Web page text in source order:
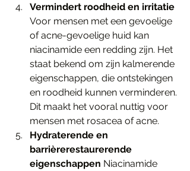
Vermindert roodheid en irritatie
Voor mensen met een gevoelige
of acne-gevoelige huid kan
niacinamide een redding zijn. Het
staat bekend om zijn kalmerende
eigenschappen, die ontstekingen
en roodheid kunnen verminderen.
Dit maakt het vooral nuttig voor
mensen met rosacea of acne.
Hydraterende en
barrièrerestaurerende
eigenschappen Niacinamide